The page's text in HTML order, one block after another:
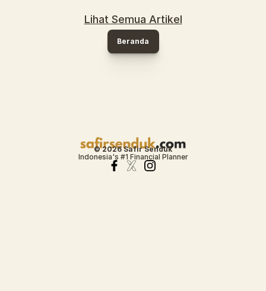
Lihat Semua Artikel
Beranda
© 2026 Safir Senduk
Indonesia's #1 Financial Planner